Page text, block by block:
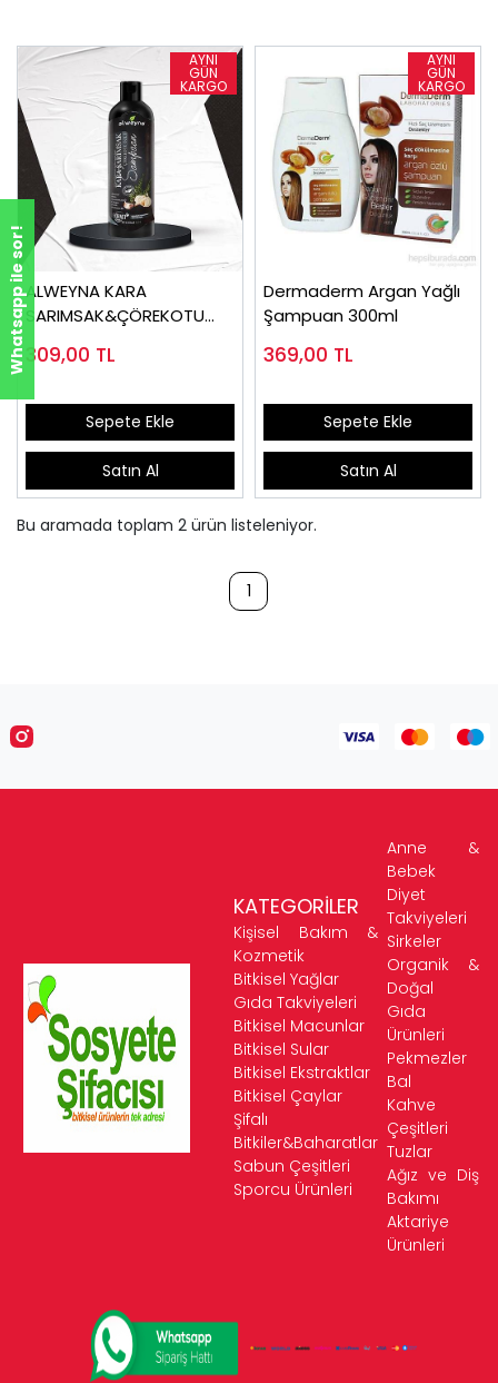
ALWEYNA KARA
SARIMSAK&ÇÖREKOTU
400 ML
309,00 TL
Sepete Ekle
Satın Al
Dermaderm Argan Yağlı
Şampuan 300ml
369,00 TL
Sepete Ekle
Satın Al
Bu aramada toplam 2 ürün listeleniyor.
1
KATEGORİLER
Kişisel Bakım &
Kozmetik
Bitkisel Yağlar
Gıda Takviyeleri
Bitkisel Macunlar
Bitkisel Sular
Bitkisel Ekstraktlar
Bitkisel Çaylar
Şifalı
Bitkiler&Baharatlar
Sabun Çeşitleri
Sporcu Ürünleri
Anne &
Bebek
Diyet
Takviyeleri
Sirkeler
Organik &
Doğal
Gıda
Ürünleri
Pekmezler
Bal
Kahve
Çeşitleri
Tuzlar
Ağız ve Diş
Bakımı
Aktariye
Ürünleri
Whatsapp ile sor!